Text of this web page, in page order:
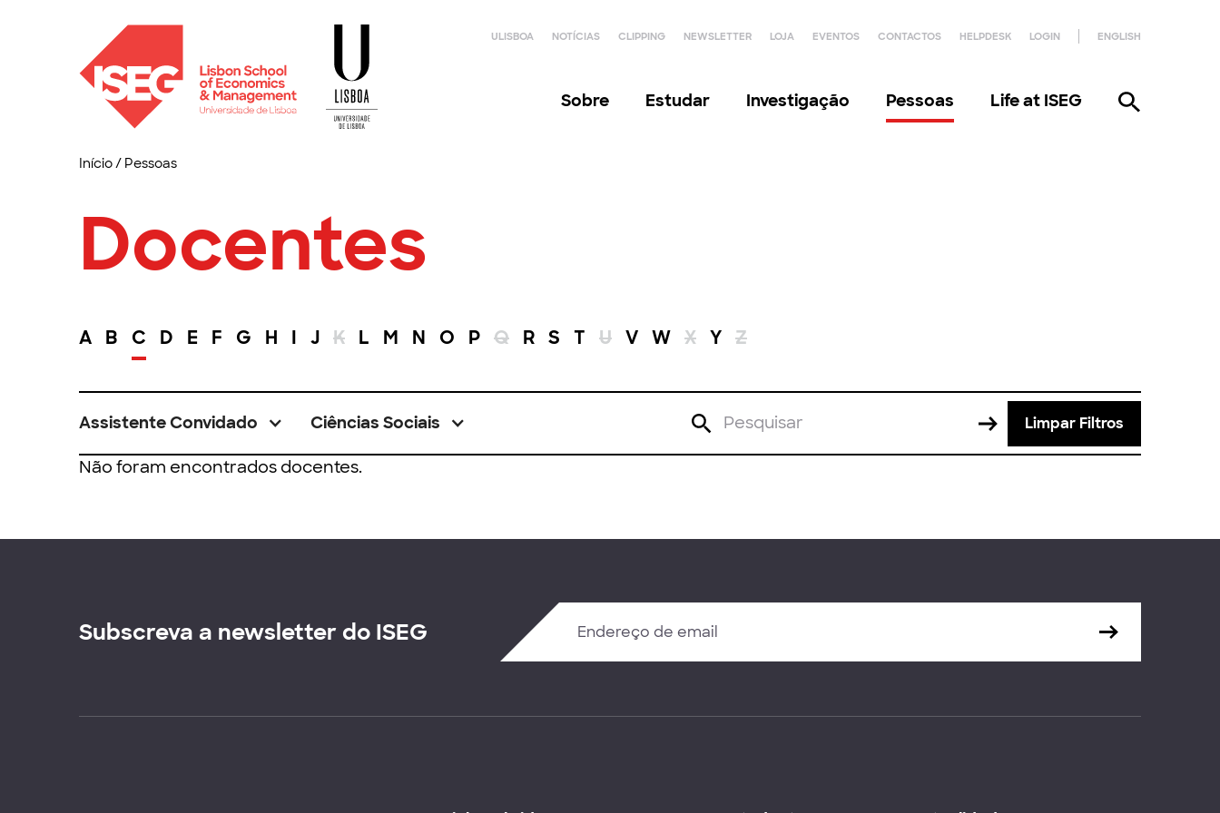
ULISBOA NOTÍCIAS CLIPPING NEWSLETTER LOJA EVENTOS CONTACTOS HELPDESK LOGIN ENGLISH
Sobre Estudar Investigação Pessoas Life at ISEG
Início/ Pessoas
Docentes
A B C D E F G H I J K L M N O P Q R S T U V W X Y Z
Assistente Convidado Ciências Sociais Limpar Filtros
Não foram encontrados docentes.
Subscreva a newsletter do ISEG